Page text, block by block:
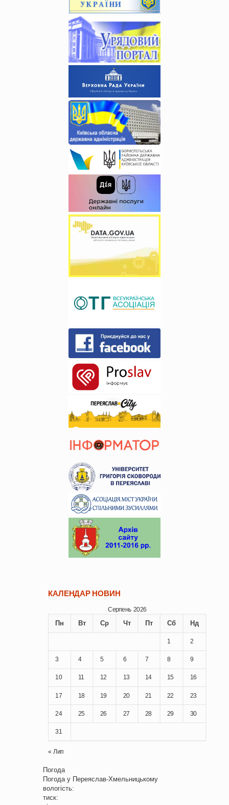
КАЛЕНДАР НОВИН
Серпень 2026
Пн Вт Ср Чт Пт Сб Нд
1 2
3 4 5 6 7 8 9
10 11 12 13 14 15 16
17 18 19 20 21 22 23
24 25 26 27 28 29 30
31
« Лип
Погода
Погода у Переяслав-Хмельницькому
вологість:
тиск: